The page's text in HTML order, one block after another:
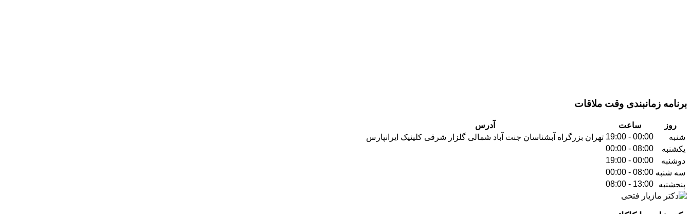
برنامه زمانبندی وقت ملاقات
روز ساعت
آدرس
شنبه
00:00 - 19:00
تهران بزرگراه آبشناسان جنت آباد شمالی گلزار شرقی کلینیک ایرانپارس
یکشنبه
08:00 - 00:00
دوشنبه
00:00 - 19:00
سه شنبه 08:00 - 00:00
پنجشنبه
13:00 - 08:00